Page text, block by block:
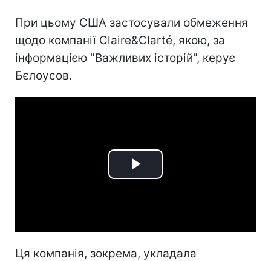
При цьому США застосували обмеження
щодо компанії Claire&Clarté, якою, за
інформацією "Важливих історій", керує
Бєлоусов.
Play
Ця компанія, зокрема, укладала